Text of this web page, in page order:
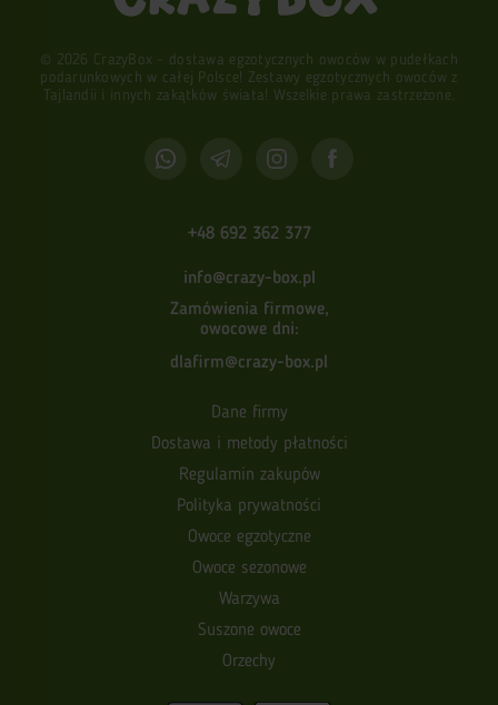
© 2026 CrazyBox - dostawa egzotycznych owoców w pudełkach
podarunkowych w całej Polsce! Zestawy egzotycznych owoców z
Tajlandii i innych zakątków świata! Wszelkie prawa zastrzeżone.
+48 692 362 377
info@crazy-box.pl
Zamówienia firmowe,
owocowe dni:
dlafirm@crazy-box.pl
Dane firmy
Dostawa i metody płatności
Regulamin zakupów
Polityka prywatności
Owoce egzotyczne
Owoce sezonowe
Warzywa
Suszone owoce
Orzechy